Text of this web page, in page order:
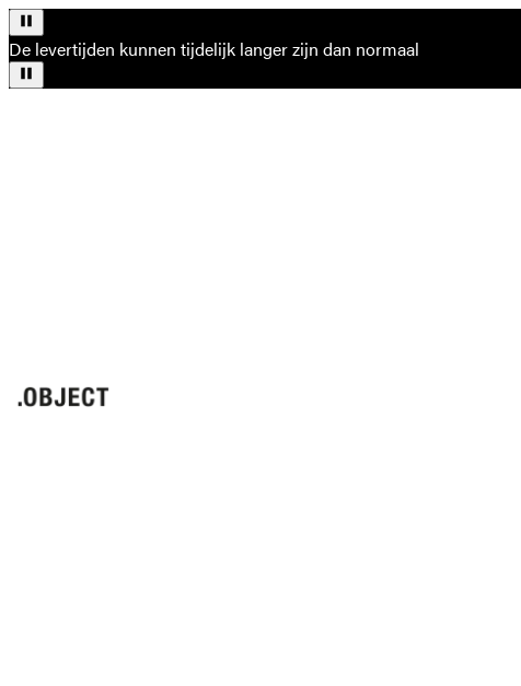
De levertijden kunnen tijdelijk langer zijn dan normaal